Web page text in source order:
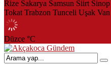
Rize Sakarya Samsun Siirt Sinop
Tokat Trabzon Tunceli Uşak Van
Düzce °C